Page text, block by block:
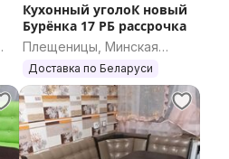
Кухонный уголоК новый
Бурёнка 17 РБ рассрочка
Плещеницы, Минская
область
Доставка по Беларуси